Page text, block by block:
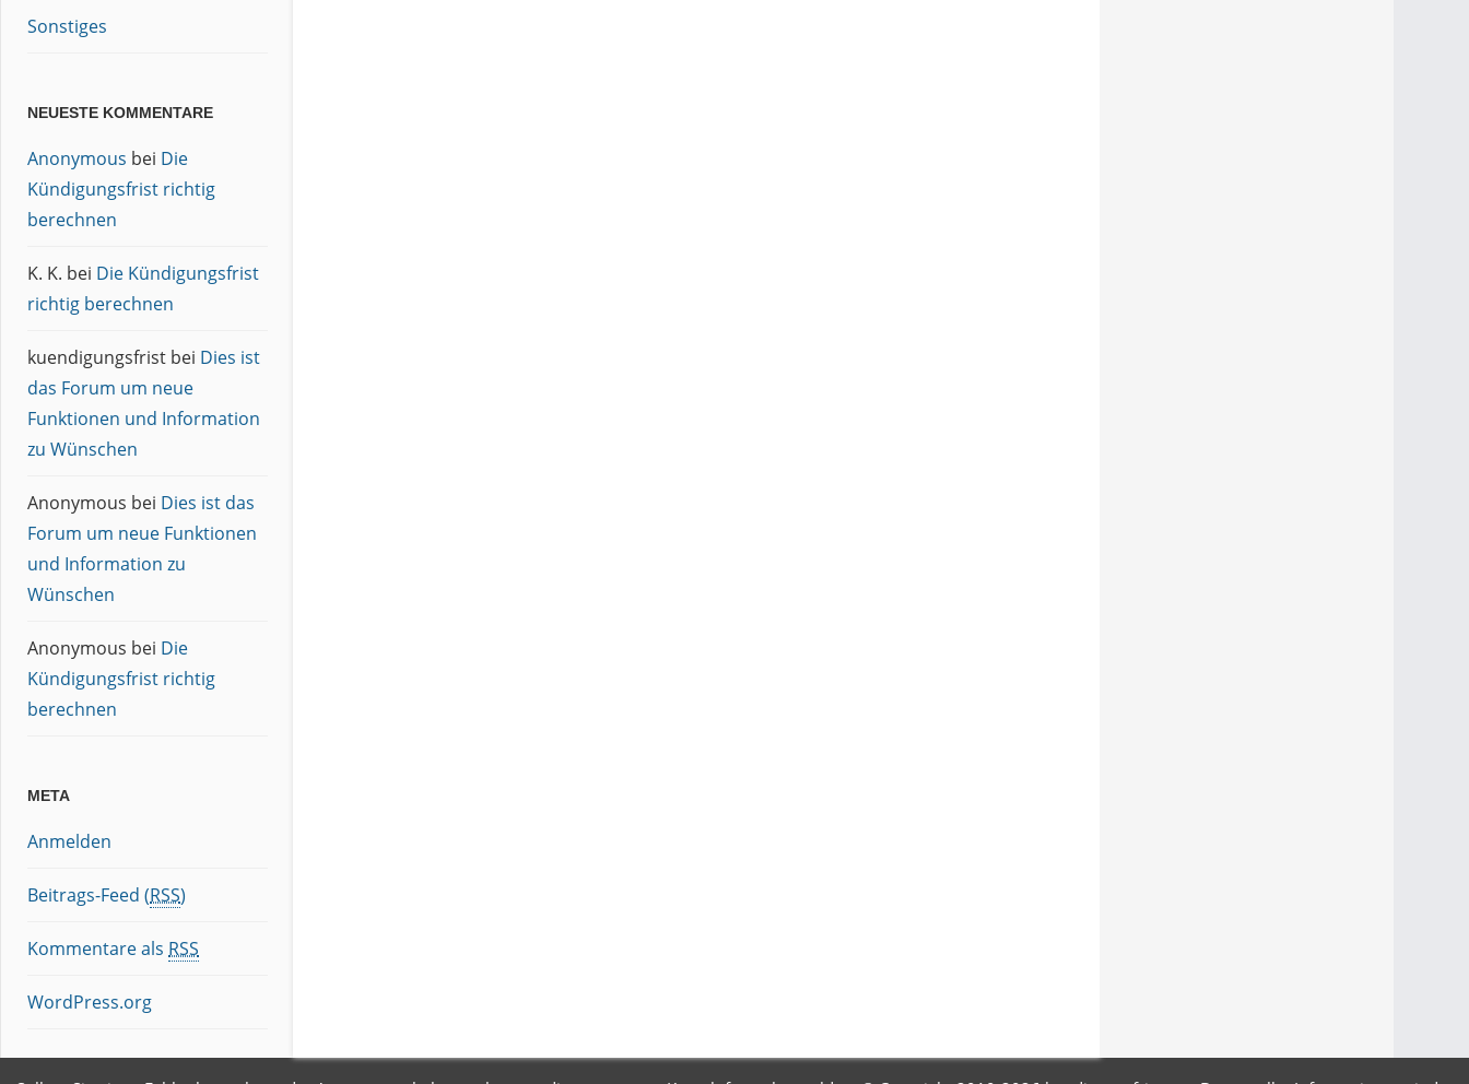
Sonstiges
NEUESTE KOMMENTARE
Anonymous bei Die
Kündigungsfrist richtig
berechnen
K. K. bei Die Kündigungsfrist
richtig berechnen
kuendigungsfrist bei Dies ist
das Forum um neue
Funktionen und Information
zu Wünschen
Anonymous bei Dies ist das
Forum um neue Funktionen
und Information zu
Wünschen
Anonymous bei Die
Kündigungsfrist richtig
berechnen
META
Anmelden
Beitrags-Feed (RSS)
Kommentare als RSS
WordPress.org